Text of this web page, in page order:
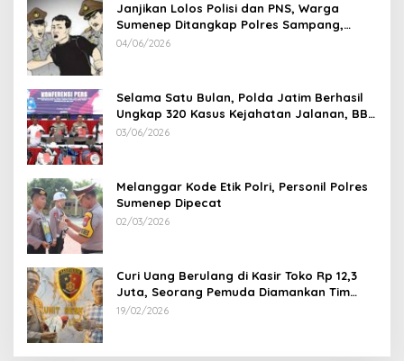
Janjikan Lolos Polisi dan PNS, Warga
Sumenep Ditangkap Polres Sampang,
Korban Rugi Rp 600 juta
04/06/2026
Selama Satu Bulan, Polda Jatim Berhasil
Ungkap 320 Kasus Kejahatan Jalanan, BB
100 Sepeda Motor dan 12 Mobil Diamankan
03/06/2026
Melanggar Kode Etik Polri, Personil Polres
Sumenep Dipecat
02/03/2026
Curi Uang Berulang di Kasir Toko Rp 12,3
Juta, Seorang Pemuda Diamankan Tim
Reskrim Polsek Lenteng Sumenep
19/02/2026